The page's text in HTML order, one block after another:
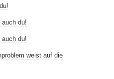
auch du!
auch du!
weist auf die